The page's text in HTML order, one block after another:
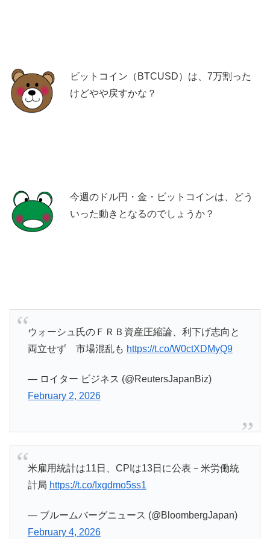
ビットコイン（BTCUSD）は、7万割った
けどやや戻すかな？
今週のドル円・金・ビットコインは、どう
いった動きとなるのでしょうか？
ウォーシュ氏のＦＲＢ資産圧縮論、利下げ志向と
両立せず 市場混乱も https://t.co/W0ctXDMyQ9
— ロイター ビジネス (@ReutersJapanBiz)
February 2, 2026
米雇用統計は11日、CPIは13日に公表－米労働統
計局 https://t.co/Ixgdmo5ss1
— ブルームバーグニュース (@BloombergJapan)
February 4, 2026